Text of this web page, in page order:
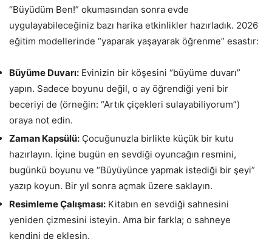
“Büyüdüm Ben!” okumasından sonra evde
uygulayabileceğiniz bazı harika etkinlikler hazırladık. 2026
eğitim modellerinde “yaparak yaşayarak öğrenme” esastır:
Büyüme Duvarı: Evinizin bir köşesini “büyüme duvarı”
yapın. Sadece boyunu değil, o ay öğrendiği yeni bir
beceriyi de (örneğin: “Artık çiçekleri sulayabiliyorum”)
oraya not edin.
Zaman Kapsülü: Çocuğunuzla birlikte küçük bir kutu
hazırlayın. İçine bugün en sevdiği oyuncağın resmini,
bugünkü boyunu ve “Büyüyünce yapmak istediği bir şeyi”
yazıp koyun. Bir yıl sonra açmak üzere saklayın.
Resimleme Çalışması: Kitabın en sevdiği sahnesini
yeniden çizmesini isteyin. Ama bir farkla; o sahneye
kendini de eklesin.